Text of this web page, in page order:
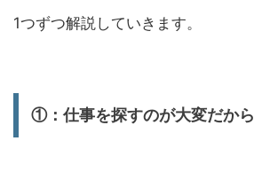
1つずつ解説していきます。
①：仕事を探すのが大変だから